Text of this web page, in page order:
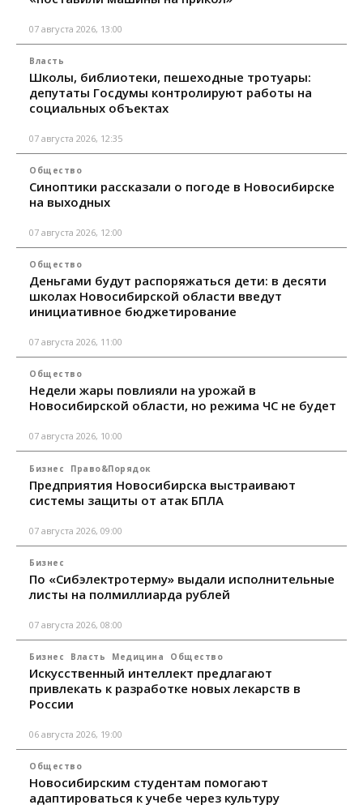
07 августа 2026, 13:00
Власть
Школы, библиотеки, пешеходные тротуары:
депутаты Госдумы контролируют работы на
социальных объектах
07 августа 2026, 12:35
Общество
Синоптики рассказали о погоде в Новосибирске
на выходных
07 августа 2026, 12:00
Общество
Деньгами будут распоряжаться дети: в десяти
школах Новосибирской области введут
инициативное бюджетирование
07 августа 2026, 11:00
Общество
Недели жары повлияли на урожай в
Новосибирской области, но режима ЧС не будет
07 августа 2026, 10:00
Бизнес Право&Порядок
Предприятия Новосибирска выстраивают
системы защиты от атак БПЛА
07 августа 2026, 09:00
Бизнес
По «Сибэлектротерму» выдали исполнительные
листы на полмиллиарда рублей
07 августа 2026, 08:00
Бизнес Власть Медицина Общество
Искусственный интеллект предлагают
привлекать к разработке новых лекарств в
России
06 августа 2026, 19:00
Общество
Новосибирским студентам помогают
адаптироваться к учебе через культуру